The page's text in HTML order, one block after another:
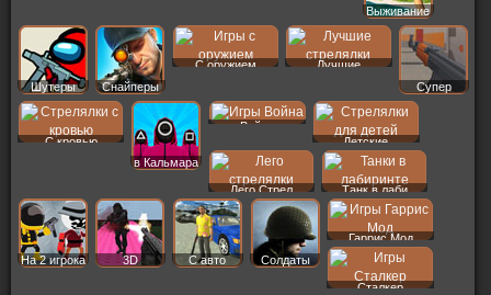
Выживание
Шутеры Снайперы
С оружием
Лучшие
Супер
С кровью
в Кальмара
Война
Детские
Лего Стрел Танк в лаби
На 2 игрока 3D С авто Солдаты
Гаррис Мод
Сталкер